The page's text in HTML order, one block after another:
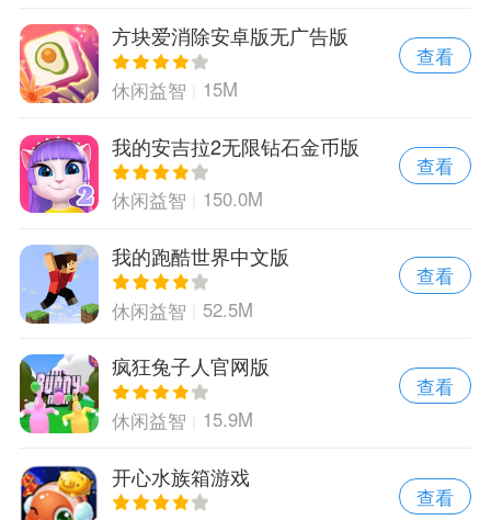
方块爱消除安卓版无广告版
休闲益智 15M
查看
我的安吉拉2无限钻石金币版
休闲益智 150.0M
查看
我的跑酷世界中文版
休闲益智 52.5M
查看
疯狂兔子人官网版
休闲益智 15.9M
查看
开心水族箱游戏
查看